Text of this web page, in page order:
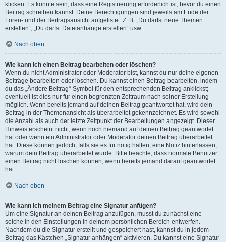
klicken. Es könnte sein, dass eine Registrierung erforderlich ist, bevor du einen
Beitrag schreiben kannst. Deine Berechtigungen sind jeweils am Ende der
Foren- und der Beitragsansicht aufgelistet. Z. B. „Du darfst neue Themen
erstellen“, „Du darfst Dateianhänge erstellen“ usw.
Nach oben
Wie kann ich einen Beitrag bearbeiten oder löschen?
Wenn du nicht Administrator oder Moderator bist, kannst du nur deine eigenen
Beiträge bearbeiten oder löschen. Du kannst einen Beitrag bearbeiten, indem
du das „Ändere Beitrag“-Symbol für den entsprechenden Beitrag anklickst;
eventuell ist dies nur für einen begrenzten Zeitraum nach seiner Erstellung
möglich. Wenn bereits jemand auf deinen Beitrag geantwortet hat, wird dein
Beitrag in der Themenansicht als überarbeitet gekennzeichnet. Es wird sowohl
die Anzahl als auch der letzte Zeitpunkt der Bearbeitungen angezeigt. Dieser
Hinweis erscheint nicht, wenn noch niemand auf deinen Beitrag geantwortet
hat oder wenn ein Administrator oder Moderator deinen Beitrag überarbeitet
hat. Diese können jedoch, falls sie es für nötig halten, eine Notiz hinterlassen,
warum dein Beitrag überarbeitet wurde. Bitte beachte, dass normale Benutzer
einen Beitrag nicht löschen können, wenn bereits jemand darauf geantwortet
hat.
Nach oben
Wie kann ich meinem Beitrag eine Signatur anfügen?
Um eine Signatur an deinen Beitrag anzufügen, musst du zunächst eine
solche in den Einstellungen in deinem persönlichen Bereich entwerfen.
Nachdem du die Signatur erstellt und gespeichert hast, kannst du in jedem
Beitrag das Kästchen „Signatur anhängen“ aktivieren. Du kannst eine Signatur